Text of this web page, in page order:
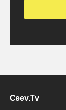
Ceev.Tv